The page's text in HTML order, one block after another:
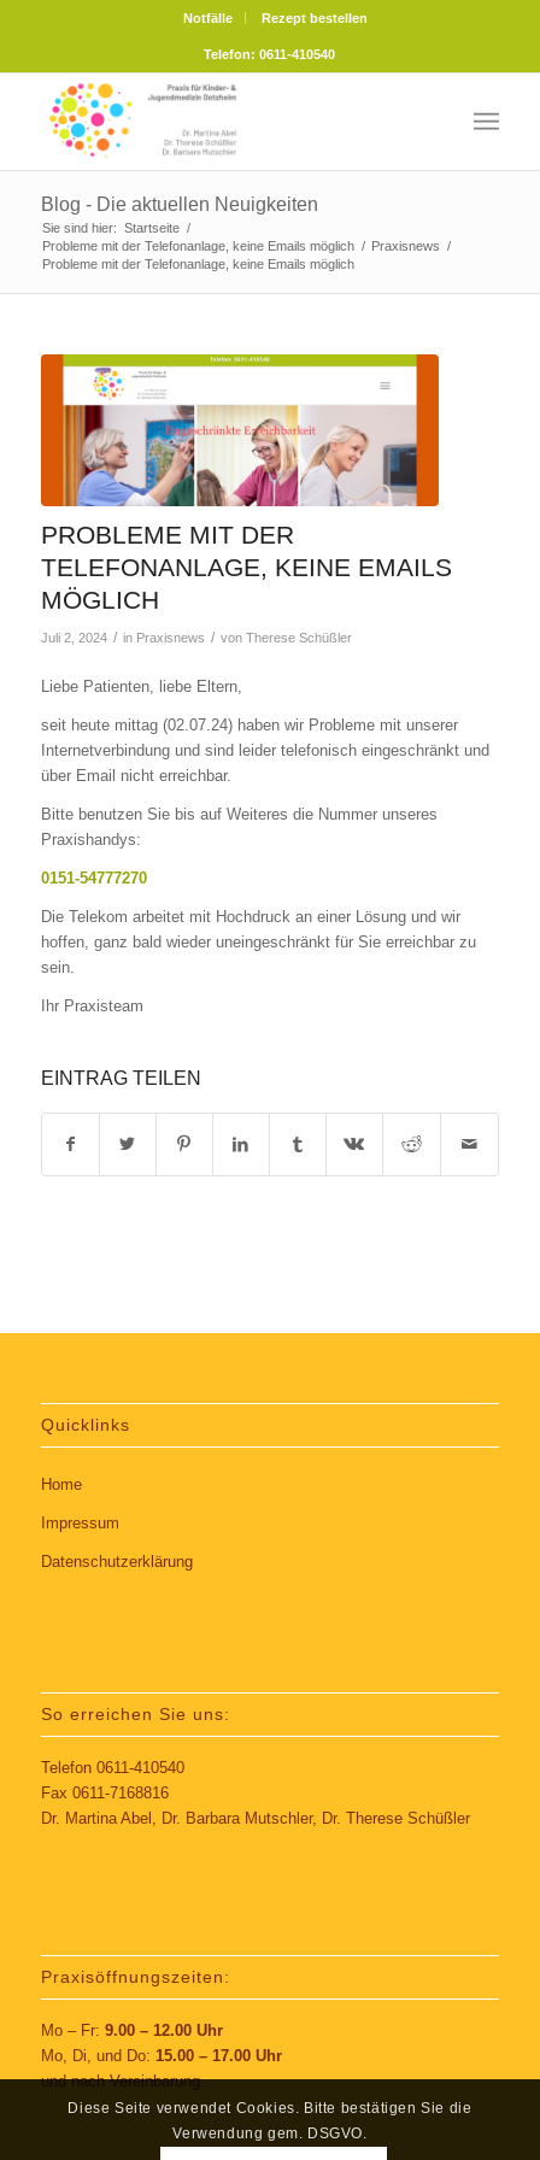
Notfälle Rezept bestellen
Telefon: 0611-410540
Blog - Die aktuellen Neuigkeiten
Sie sind hier: Startseite /
Probleme mit der Telefonanlage, keine Emails möglich / Praxisnews /
Probleme mit der Telefonanlage, keine Emails möglich
PROBLEME MIT DER
TELEFONANLAGE, KEINE EMAILS
MÖGLICH
Juli 2, 2024 / in Praxisnews / von Therese Schüßler
Liebe Patienten, liebe Eltern,
seit heute mittag (02.07.24) haben wir Probleme mit unserer
Internetverbindung und sind leider telefonisch eingeschränkt und
über Email nicht erreichbar.
Bitte benutzen Sie bis auf Weiteres die Nummer unseres
Praxishandys:
0151-54777270
Die Telekom arbeitet mit Hochdruck an einer Lösung und wir
hoffen, ganz bald wieder uneingeschränkt für Sie erreichbar zu
sein.
Ihr Praxisteam
EINTRAG TEILEN
Quicklinks
Home
Impressum
Datenschutzerklärung
So erreichen Sie uns:
Telefon 0611-410540
Fax 0611-7168816
Dr. Martina Abel, Dr. Barbara Mutschler, Dr. Therese Schüßler
Praxisöffnungszeiten:
Mo – Fr: 9.00 – 12.00 Uhr
Mo, Di, und Do: 15.00 – 17.00 Uhr
und nach Vereinbarung
Diese Seite verwendet Cookies. Bitte bestätigen Sie die
Verwendung gem. DSGVO.